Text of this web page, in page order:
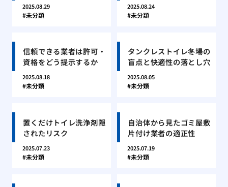
2025.08.29
未分類
2025.08.24
未分類
信頼できる業者は許可・
資格をどう提示するか
2025.08.18
未分類
タンクレストイレ冬場の
盲点と快適性の落とし穴
2025.08.05
未分類
置くだけトイレ洗浄剤隠
されたリスク
2025.07.23
未分類
自治体から見たゴミ屋敷
片付け業者の適正性
2025.07.19
未分類